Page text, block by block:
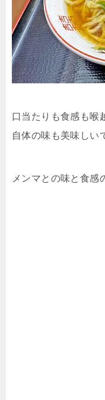
口当たりも食感も喉
自体の味も美味しい
メンマとの味と食感